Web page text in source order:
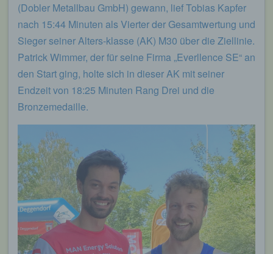
(Dobler Metallbau GmbH) gewann, lief Tobias Kapfer
nach 15:44 Minuten als Vierter der Gesamtwertung und
Sieger seiner Alters-klasse (AK) M30 über die Ziellinie.
Patrick Wimmer, der für seine Firma „Everllence SE“ an
den Start ging, holte sich in dieser AK mit seiner
Endzeit von 18:25 Minuten Rang Drei und die
Bronzemedaille.